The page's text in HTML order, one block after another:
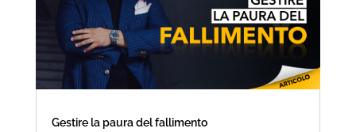
Gestire la paura del fallimento